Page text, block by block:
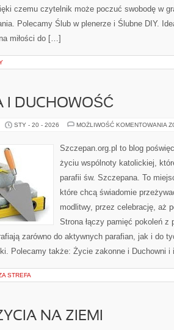
czemu czytelnik może poczuć swobodę w
Polecamy Ślub w plenerze i Ślubne DIY.
miłości do […]
I DUCHOWOŚĆ
STY - 20 - 2026 MOŻLIWOŚĆ KOMENTOWANIA
Szczepan.org.pl to blog
życiu wspólnoty katolickiej,
parafii św. Szczepana. To
które chcą świadomie
modlitwy, przez celebrację, aż
Strona łączy pamięć pokoleń z
zarówno do aktywnych parafian, jak i do
Polecamy także: Życie zakonne i Duchowni
STREFA
NA ZIEMI